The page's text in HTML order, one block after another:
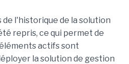
de l'historique de la solution
repris, ce qui permet de
actifs sont
la solution de gestion